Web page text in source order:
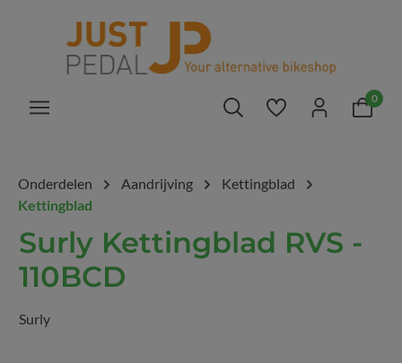
Je hebt 0 items
0
Onderdelen Aandrijving
Kettingblad
Kettingblad
Surly Kettingblad RVS -
110BCD
Surly